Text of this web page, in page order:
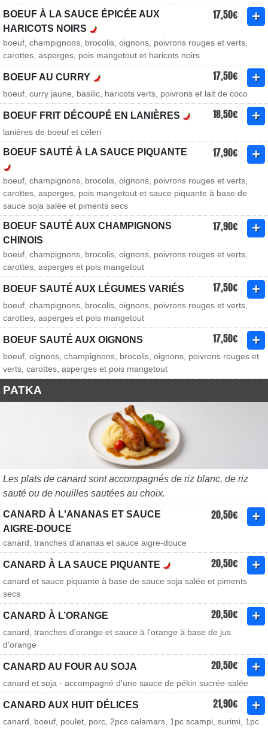
BOEUF À LA SAUCE ÉPICÉE AUX
HARICOTS NOIRS
17,50€
boeuf, champignons, brocolis, oignons, poivrons rouges et verts,
carottes, asperges, pois mangetout et haricots noirs
BOEUF AU CURRY 17,50€
boeuf, curry jaune, basilic, haricots verts, poivrons et lait de coco
BOEUF FRIT DÉCOUPÉ EN LANIÈRES 18,50€
lanières de boeuf et céleri
BOEUF SAUTÉ À LA SAUCE PIQUANTE 17,90€
boeuf, champignons, brocolis, oignons, poivrons rouges et verts,
carottes, asperges, pois mangetout et sauce piquante à base de
sauce soja salée et piments secs
BOEUF SAUTÉ AUX CHAMPIGNONS
CHINOIS
17,90€
boeuf, champignons, brocolis, oignons, poivrons rouges et verts,
carottes, asperges et pois mangetout
BOEUF SAUTÉ AUX LÉGUMES VARIÉS 17,50€
boeuf, champignons, brocolis, oignons, poivrons rouges et verts,
carottes, asperges et pois mangetout
BOEUF SAUTÉ AUX OIGNONS 17,50€
boeuf, oignons, champignons, brocolis, oignons, poivrons rouges et
verts, carottes, asperges et pois mangetout
PATKA
Les plats de canard sont accompagnés de riz blanc, de riz
sauté ou de nouilles sautées au choix.
CANARD À L'ANANAS ET SAUCE
AIGRE-DOUCE
20,50€
canard, tranches d'ananas et sauce aigre-douce
CANARD À LA SAUCE PIQUANTE 20,50€
canard et sauce piquante à base de sauce soja salée et piments
secs
CANARD À L’ORANGE 20,50€
canard, tranches d'orange et sauce à l'orange à base de jus
d'orange
CANARD AU FOUR AU SOJA 20,50€
canard et soja - accompagné d'une sauce de pékin sucrée-salée
CANARD AUX HUIT DÉLICES 21,90€
canard, boeuf, poulet, porc, 2pcs calamars, 1pc scampi, surimi, 1pc